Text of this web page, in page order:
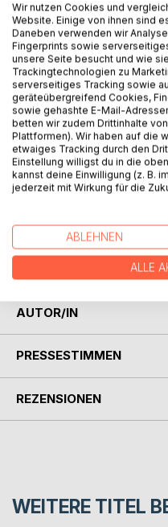
Auf die Merkliste
Titel bewerten
BESCHREIBUNG
Meine beste Freundin und
Gedanken gemeinsam in
Anfangs war ich darüber
relativ schnell änderte.
AUTOR/IN
PRESSESTIMMEN
REZENSIONEN
WEITERE TITEL
Wir nutzen Cookies und
Website. Einige von ihnen sind
Daneben verwenden wir
Fingerprints sowie
unsere Seite besucht und wie
Trackingtechnologien zu
serverseitiges Tracking sowie
geräteübergreifend Cookies,
sowie gehashte E-Mail-
betten wir zudem Drittinhalte
Plattformen). Wir haben auf die
etwaiges Tracking durch den
Einstellung willigst du in die
kannst deine Einwilligung (z. B.
jederzeit mit Wirkung für die
ABLEHNEN
ALLE